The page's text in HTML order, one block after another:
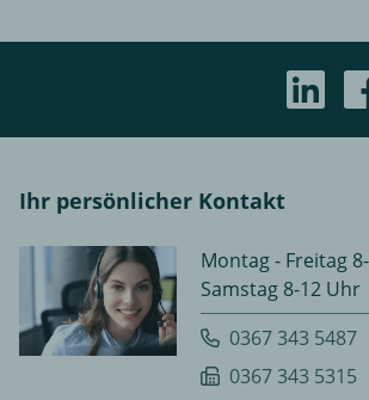
Ihr persönlicher Kontakt
Montag - Freitag
Samstag 8-12 Uhr
0367 343 5487
0367 343 5315